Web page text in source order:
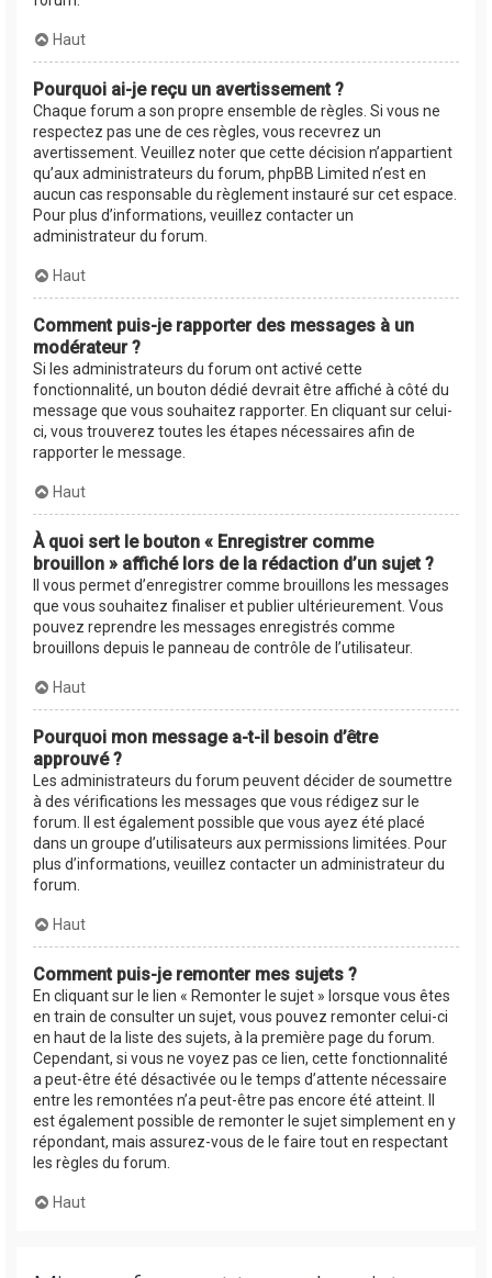
Haut
Pourquoi ai-je reçu un avertissement ?
Chaque forum a son propre ensemble de règles. Si vous ne
respectez pas une de ces règles, vous recevrez un
avertissement. Veuillez noter que cette décision n’appartient
qu’aux administrateurs du forum, phpBB Limited n’est en
aucun cas responsable du règlement instauré sur cet espace.
Pour plus d’informations, veuillez contacter un
administrateur du forum.
Haut
Comment puis-je rapporter des messages à un
modérateur ?
Si les administrateurs du forum ont activé cette
fonctionnalité, un bouton dédié devrait être affiché à côté du
message que vous souhaitez rapporter. En cliquant sur celui-
ci, vous trouverez toutes les étapes nécessaires afin de
rapporter le message.
Haut
À quoi sert le bouton « Enregistrer comme
brouillon » affiché lors de la rédaction d’un sujet ?
Il vous permet d’enregistrer comme brouillons les messages
que vous souhaitez finaliser et publier ultérieurement. Vous
pouvez reprendre les messages enregistrés comme
brouillons depuis le panneau de contrôle de l’utilisateur.
Haut
Pourquoi mon message a-t-il besoin d’être
approuvé ?
Les administrateurs du forum peuvent décider de soumettre
à des vérifications les messages que vous rédigez sur le
forum. Il est également possible que vous ayez été placé
dans un groupe d’utilisateurs aux permissions limitées. Pour
plus d’informations, veuillez contacter un administrateur du
forum.
Haut
Comment puis-je remonter mes sujets ?
En cliquant sur le lien « Remonter le sujet » lorsque vous êtes
en train de consulter un sujet, vous pouvez remonter celui-ci
en haut de la liste des sujets, à la première page du forum.
Cependant, si vous ne voyez pas ce lien, cette fonctionnalité
a peut-être été désactivée ou le temps d’attente nécessaire
entre les remontées n’a peut-être pas encore été atteint. Il
est également possible de remonter le sujet simplement en y
répondant, mais assurez-vous de le faire tout en respectant
les règles du forum.
Haut